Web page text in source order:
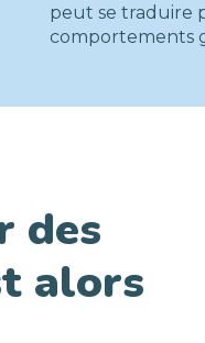
peut se traduire
comportements
des
alors